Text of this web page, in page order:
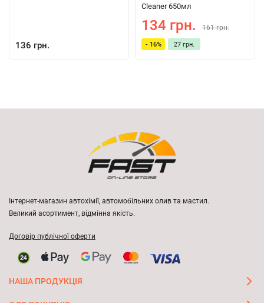
136 грн.
Cleaner 650мл
134 грн. 161 грн.
- 16% 27 грн.
Інтернет-магазин автохімії, автомобільних олив та мастил.
Великий асортимент, відмінна якість.
Договір публічної оферти
НАША ПРОДУКЦІЯ